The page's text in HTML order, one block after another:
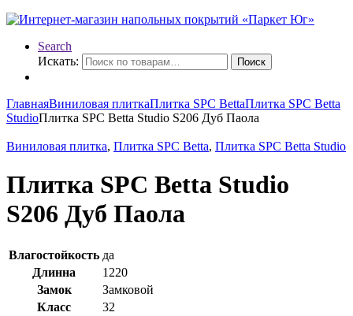
Search
Искать:
Поиск
ГлавнаяВиниловая плиткаПлитка SPC BettaПлитка SPC Betta
StudioПлитка SPC Betta Studio S206 Дуб Паола
Виниловая плитка, Плитка SPC Betta, Плитка SPC Betta Studio
Плитка SPC Betta Studio
S206 Дуб Паола
Влагостойкость да
Длинна
1220
Замок
Замковой
Класс
32